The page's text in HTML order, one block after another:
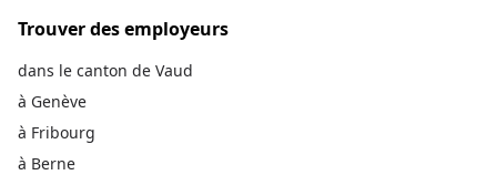
Trouver des employeurs
dans le canton de Vaud
à Genève
à Fribourg
à Berne